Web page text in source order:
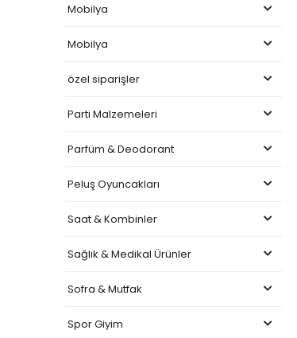
Mobilya
Mobilya
özel siparişler
Parti Malzemeleri
Parfüm & Deodorant
Peluş Oyuncakları
Saat & Kombinler
Sağlık & Medikal Ürünler
Sofra & Mutfak
Spor Giyim